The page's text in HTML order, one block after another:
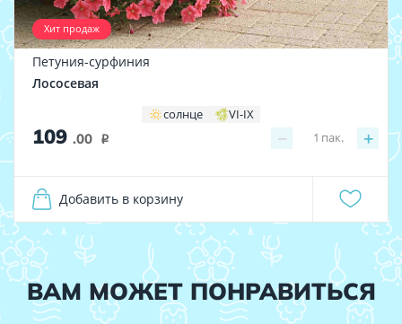
Хит продаж
Петуния-сурфиния
Лососевая
солнце VI-IX
109 .00 i − +
1 пак.
Добавить в корзину
ВАМ МОЖЕТ ПОНРАВИТЬСЯ